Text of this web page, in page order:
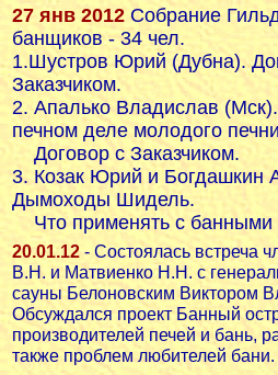
27 янв 2012 Собрание
банщиков - 34 чел.
1.Шустров Юрий (Дубна).
Заказчиком.
2. Апалько Владислав
печном деле молодого
Договор с Заказчиком.
3. Козак Юрий и Богдашкин
Дымоходы Шидель.
Что применять с банными
20.01.12 - Состоялась встреча
В.Н. и Матвиенко Н.Н. с
сауны Белоновским Виктором
Обсуждался проект Банный
производителей печей и бань,
также проблем любителей бани.